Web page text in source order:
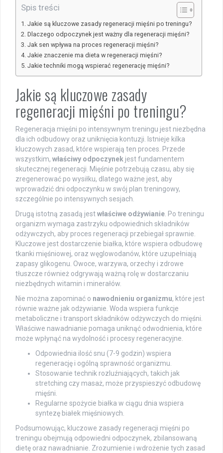
Spis treści
Jakie są kluczowe zasady regeneracji mięśni po treningu?
Dlaczego odpoczynek jest ważny dla regeneracji mięśni?
Jak sen wpływa na proces regeneracji mięśni?
Jakie znaczenie ma dieta w regeneracji mięśni?
Jakie techniki mogą wspierać regenerację mięśni?
Jakie są kluczowe zasady
regeneracji mięśni po treningu?
Regeneracja mięśni po intensywnym treningu jest niezbędna
dla ich odbudowy oraz uniknięcia kontuzji. Istnieje kilka
kluczowych zasad, które wspierają ten proces. Przede
wszystkim, właściwy odpoczynek jest fundamentem
skutecznej regeneracji. Mięśnie potrzebują czasu, aby się
zregenerować po wysiłku, dlatego ważne jest, aby
wprowadzić dni odpoczynku w swój plan treningowy,
szczególnie po intensywnych sesjach.
Drugą istotną zasadą jestwłaściwe odżywianie. Po treningu
organizm wymaga zastrzyku odpowiednich składników
odżywczych, aby proces regeneracji przebiegał sprawnie.
Kluczowe jest dostarczenie białka, które wspiera odbudowę
tkanki mięśniowej, oraz węglowodanów, które uzupełniają
zapasy glikogenu. Owoce, warzywa, orzechy i zdrowe
tłuszcze również odgrywają ważną rolę w dostarczaniu
niezbędnych witamin i minerałów.
Nie można zapominać o nawodnieniu organizmu, które jest
równie ważne jak odżywianie. Woda wspiera funkcje
metaboliczne i transport składników odżywczych do mięśni.
Właściwe nawadnianie pomaga uniknąć odwodnienia, które
może wpłynąć na wydolność i procesy regeneracyjne.
Odpowiednia ilość snu (7-9 godzin) wspiera
regenerację i ogólną sprawność organizmu.
Stosowanie technik rozluźniających, takich jak
stretching czy masaż, może przyspieszyć odbudowę
mięśni.
Regularne spożycie białka w ciągu dnia wspiera
syntezę białek mięśniowych.
Podsumowując, kluczowe zasady regeneracji mięśni po
treningu obejmują odpowiedni odpoczynek, zbilansowaną
dietę oraz nawadnianie. Zrozumienie i wdrożenie tych zasad